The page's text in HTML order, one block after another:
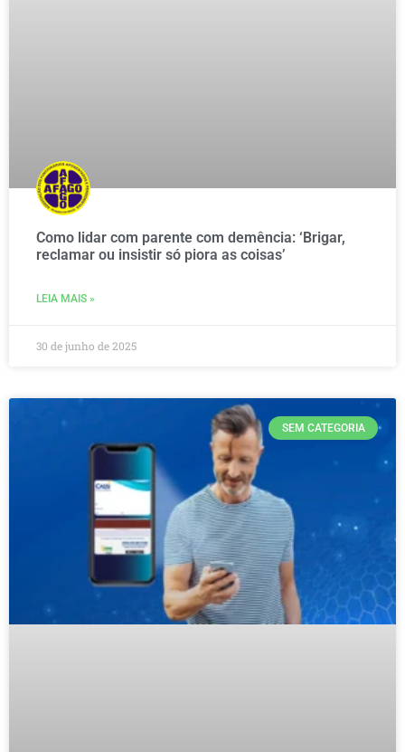
Como lidar com parente com demência: ‘Brigar,
reclamar ou insistir só piora as coisas’
LEIA MAIS »
30 de junho de 2025
SEM CATEGORIA